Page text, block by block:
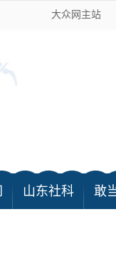
大众网主站
山东社科 敢